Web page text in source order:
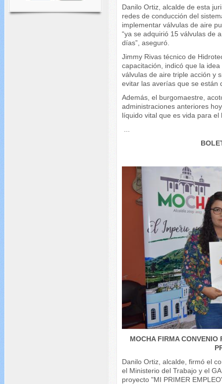
Danilo Ortiz, alcalde de esta
redes de conducción del
implementar válvulas de aire
“ya se adquirió 15 válvulas de
días”, aseguró.
Jimmy Rivas técnico de
capacitación, indicó que la
válvulas de aire triple acción y
evitar las averías que se están
Además, el burgomaestre,
administraciones anteriores
líquido vital que es vida para el
MOCHA FIRMA CONVENIO
Danilo Ortiz, alcalde, firmó el
el Ministerio del Trabajo y el
proyecto "MI PRIMER